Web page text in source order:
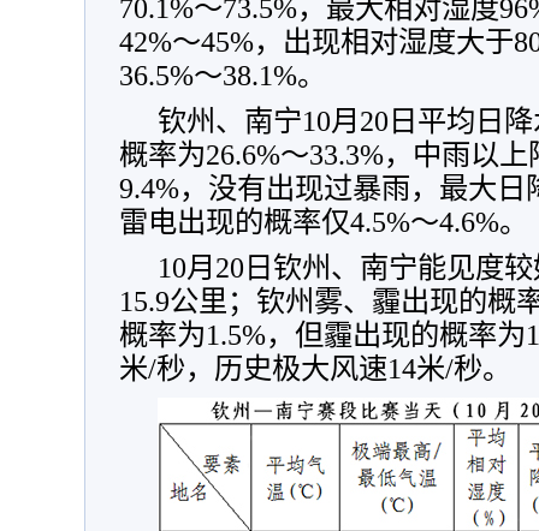
70.1%～73.5%，最大相对湿度
42%～45%，出现相对湿度大于
36.5%～38.1%。
钦州、南宁10月20日平均日
概率为26.6%～33.3%，中雨以
9.4%，没有出现过暴雨，最大日
雷电出现的概率仅4.5%～4.6%。
10月20日钦州、南宁能见度
15.9公里；钦州雾、霾出现的概
概率为1.5%，但霾出现的概率为
米/秒，历史极大风速14米/秒。